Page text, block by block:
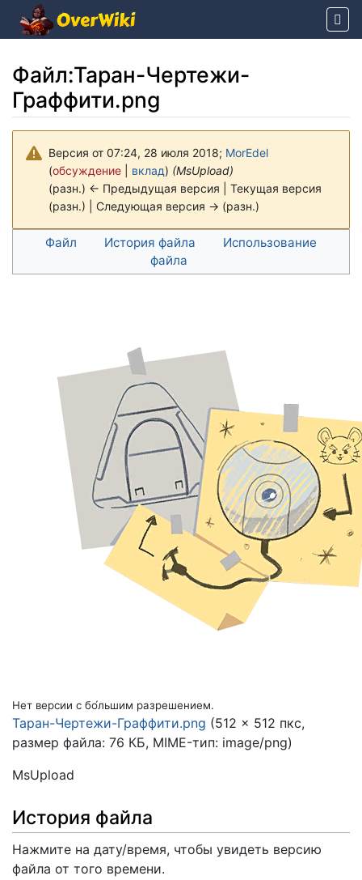
Файл:Таран-Чертежи-
Граффити.png
Версия от 07:24, 28 июля 2018; MorEdel
(обсуждение вклад) (MsUpload)
(разн.) ← Предыдущая версия | Текущая версия
(разн.) | Следующая версия → (разн.)
Перейти к: навигация, поиск
Файл История файла
Использование
файла
Нет версии с бо́льшим разрешением.
Таран-Чертежи-Граффити.png (512 × 512 пкс,
размер файла: 76 КБ, MIME-тип: image/png)
MsUpload
История файла
Нажмите на дату/время, чтобы увидеть версию
файла от того времени.